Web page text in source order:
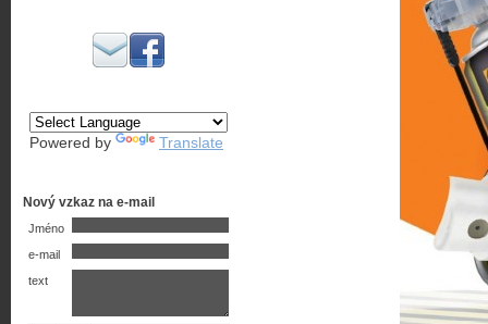
Powered by Translate
Nový vzkaz na e-mail
Jméno
e-mail
text